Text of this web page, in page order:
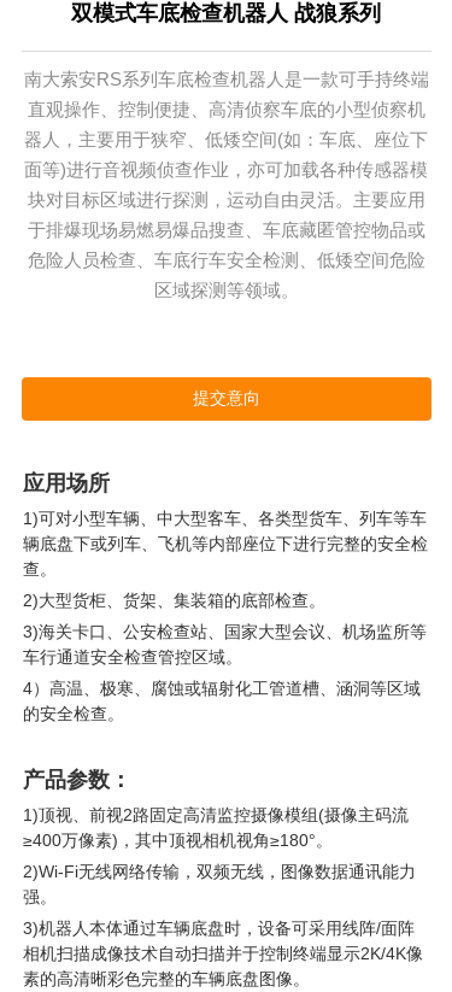
双模式车底检查机器人 战狼系列
南大索安RS系列车底检查机器人是一款可手持终端
直观操作、控制便捷、高清侦察车底的小型侦察机
器人，主要用于狭窄、低矮空间(如：车底、座位下
面等)进行音视频侦查作业，亦可加载各种传感器模
块对目标区域进行探测，运动自由灵活。主要应用
于排爆现场易燃易爆品搜查、车底藏匿管控物品或
危险人员检查、车底行车安全检测、低矮空间危险
区域探测等领域。
提交意向
应用场所
1)可对小型车辆、中大型客车、各类型货车、列车等车
辆底盘下或列车、飞机等内部座位下进行完整的安全检
查。
2)大型货柜、货架、集装箱的底部检查。
3)海关卡口、公安检查站、国家大型会议、机场监所等
车行通道安全检查管控区域。
4）高温、极寒、腐蚀或辐射化工管道槽、涵洞等区域
的安全检查。
产品参数：
1)顶视、前视2路固定高清监控摄像模组(摄像主码流
≥400万像素)，其中顶视相机视角≥180°。
2)Wi-Fi无线网络传输，双频无线，图像数据通讯能力
强。
3)机器人本体通过车辆底盘时，设备可采用线阵/面阵
相机扫描成像技术自动扫描并于控制终端显示2K/4K像
素的高清晰彩色完整的车辆底盘图像。